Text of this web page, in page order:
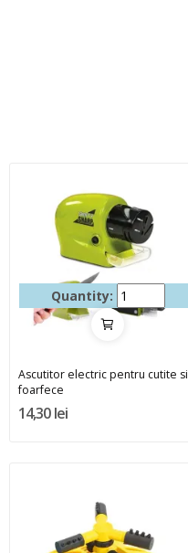
Quantity:
Ascutitor electric pentru cutite si
foarfece
14,30 lei